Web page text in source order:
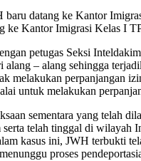
baru datang ke Kantor
ke Kantor Imigrasi Kelas I
petugas Seksi
– alang sehingga
melakukan perpanjangan
untuk melakukan
sementara yang telah
serta telah tinggal di
kasus ini, JWH terbukti
proses